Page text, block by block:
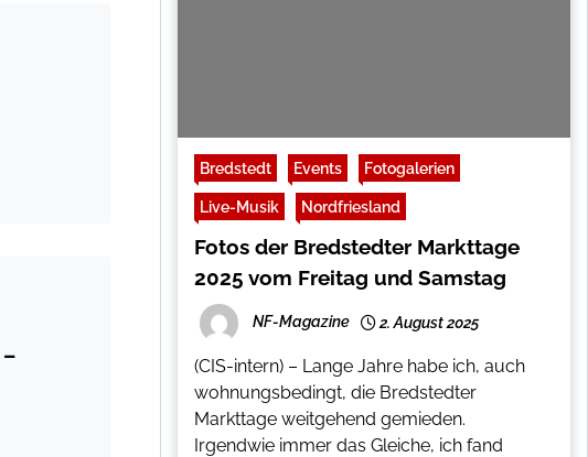
Bredstedt Events Fotogalerien
Live-Musik Nordfriesland
Fotos der Bredstedter Markttage
2025 vom Freitag und Samstag
NF-Magazine 2. August 2025
(CIS-intern) – Lange Jahre habe ich, auch
wohnungsbedingt, die Bredstedter
Markttage weitgehend gemieden.
Irgendwie immer das Gleiche, ich fand